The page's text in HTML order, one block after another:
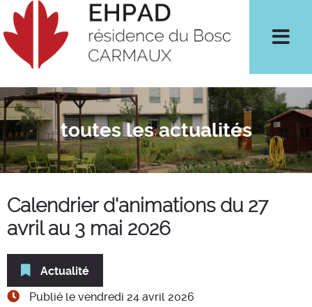
toutes les actualités
Calendrier d'animations du 27
avril au 3 mai 2026
Catégorie :
Actualité
Publié le vendredi 24 avril 2026